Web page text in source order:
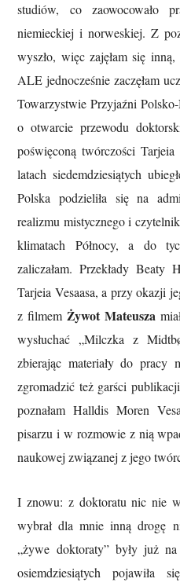
studiów, co zaowocowało
niemieckiej i norweskiej. Z
wyszło, więc zajęłam się
ALE jednocześnie zaczęłam
Towarzystwie Przyjaźni
o otwarcie przewodu
poświęconą twórczości
latach siedemdziesiątych
Polska podzieliła się na
realizmu mistycznego i
klimatach Północy, a do
zaliczałam. Przekłady Beaty
Tarjeia Vesaasa, a przy okazji
z filmem Żywot Mateusza
wysłuchać „Milczka z
zbierając materiały do pracy
zgromadzić też garści
poznałam Halldis Moren
pisarzu i w rozmowie z nią
naukowej związanej z jego
I znowu: z doktoratu nic nie
wybrał dla mnie inną drogę
„żywe doktoraty” były już
osiemdziesiątych pojawiła